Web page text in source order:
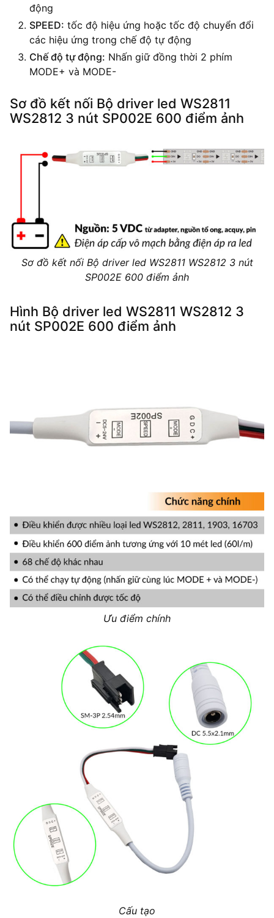
động
SPEED: tốc độ hiệu ứng hoặc tốc độ chuyển đổi
các hiệu ứng trong chế độ tự động
Chế độ tự động: Nhấn giữ đồng thời 2 phím
MODE+ và MODE-
Sơ đồ kết nối Bộ driver led WS2811
WS2812 3 nút SP002E 600 điểm ảnh
Sơ đồ kết nối Bộ driver led WS2811 WS2812 3 nút
SP002E 600 điểm ảnh
Hình Bộ driver led WS2811 WS2812 3
nút SP002E 600 điểm ảnh
Ưu điểm chính
Cấu tạo